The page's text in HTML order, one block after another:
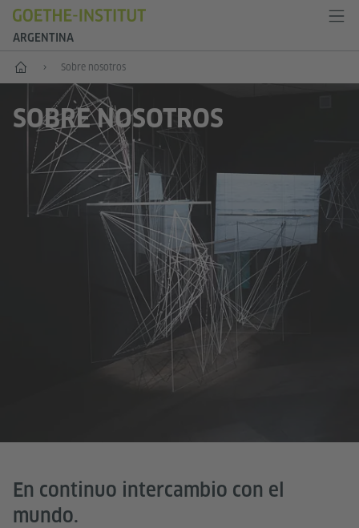
ARGENTINA
Inicio Sobre nosotros
SOBRE NOSOTROS
En continuo intercambio con el
mundo.